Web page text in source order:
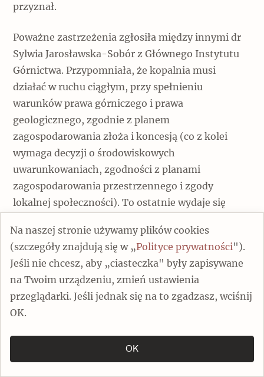
Na naszej stronie używamy plików cookies
(szczegóły znajdują się w „Polityce prywatności").
Jeśli nie chcesz, aby „ciasteczka" były zapisywane
na Twoim urządzeniu, zmień ustawienia
przeglądarki. Jeśli jednak się na to zgadzasz, wciśnij
OK.
OK
przyznał.
Poważne zastrzeżenia zgłosiła między innymi dr
Sylwia Jarosławska-Sobór z Głównego Instytutu
Górnictwa. Przypomniała, że kopalnia musi
działać w ruchu ciągłym, przy spełnieniu
warunków prawa górniczego i prawa
geologicznego, zgodnie z planem
zagospodarowania złoża i koncesją (co z kolei
wymaga decyzji o środowiskowych
uwarunkowaniach, zgodności z planami
zagospodarowania przestrzennego i zgody
lokalnej społeczności). To ostatnie wydaje się
sprawiedliwej transformacji nie przewidują
dofinansowania procesów odchodzenia od
gospodarki wysokoemisyjnej w gminach, w
których prowadzone jest wydobycie. Wreszcie,
trzeba pamiętać, jak kosztowne jest spełnienie
wymogów bezpieczeństwa w czynnej kopalni.